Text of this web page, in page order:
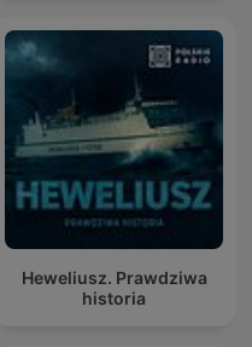
Heweliusz. Prawdziwa
historia